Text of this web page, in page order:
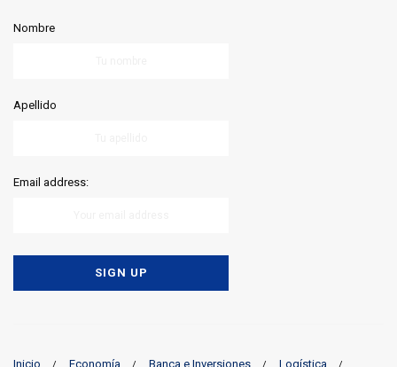
Nombre
Apellido
Email address:
Inicio Economía Banca e Inversiones Logística